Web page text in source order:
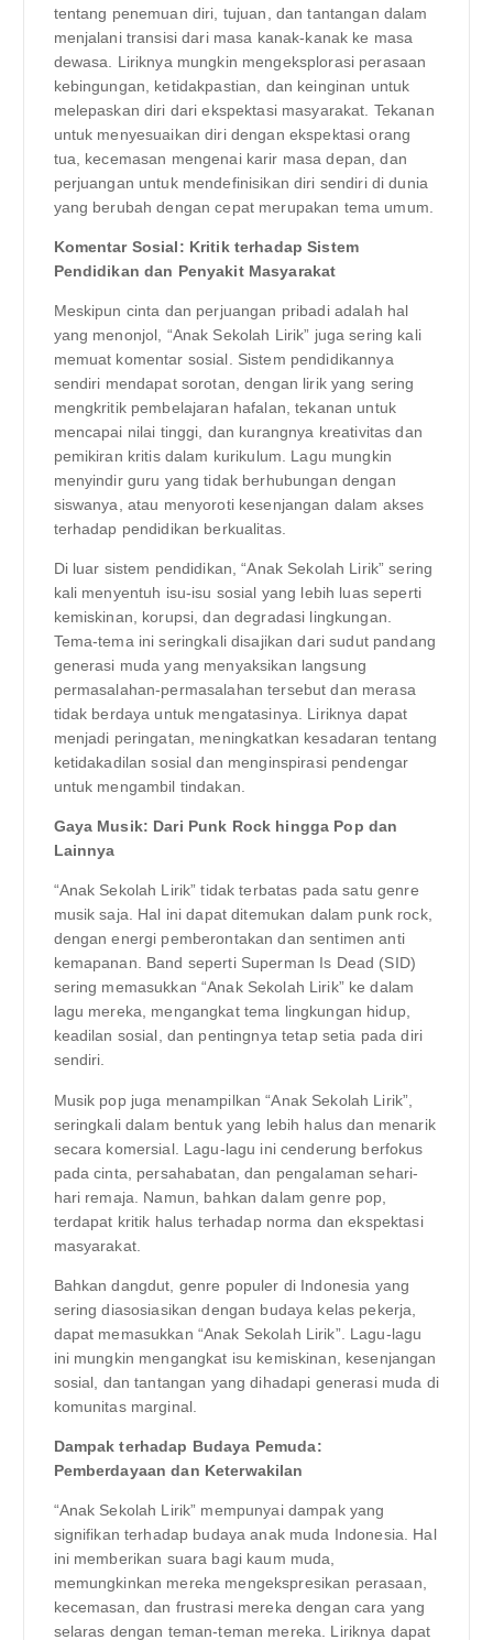
tentang penemuan diri, tujuan, dan tantangan dalam
menjalani transisi dari masa kanak-kanak ke masa
dewasa. Liriknya mungkin mengeksplorasi perasaan
kebingungan, ketidakpastian, dan keinginan untuk
melepaskan diri dari ekspektasi masyarakat. Tekanan
untuk menyesuaikan diri dengan ekspektasi orang
tua, kecemasan mengenai karir masa depan, dan
perjuangan untuk mendefinisikan diri sendiri di dunia
yang berubah dengan cepat merupakan tema umum.
Komentar Sosial: Kritik terhadap Sistem
Pendidikan dan Penyakit Masyarakat
Meskipun cinta dan perjuangan pribadi adalah hal
yang menonjol, “Anak Sekolah Lirik” juga sering kali
memuat komentar sosial. Sistem pendidikannya
sendiri mendapat sorotan, dengan lirik yang sering
mengkritik pembelajaran hafalan, tekanan untuk
mencapai nilai tinggi, dan kurangnya kreativitas dan
pemikiran kritis dalam kurikulum. Lagu mungkin
menyindir guru yang tidak berhubungan dengan
siswanya, atau menyoroti kesenjangan dalam akses
terhadap pendidikan berkualitas.
Di luar sistem pendidikan, “Anak Sekolah Lirik” sering
kali menyentuh isu-isu sosial yang lebih luas seperti
kemiskinan, korupsi, dan degradasi lingkungan.
Tema-tema ini seringkali disajikan dari sudut pandang
generasi muda yang menyaksikan langsung
permasalahan-permasalahan tersebut dan merasa
tidak berdaya untuk mengatasinya. Liriknya dapat
menjadi peringatan, meningkatkan kesadaran tentang
ketidakadilan sosial dan menginspirasi pendengar
untuk mengambil tindakan.
Gaya Musik: Dari Punk Rock hingga Pop dan
Lainnya
“Anak Sekolah Lirik” tidak terbatas pada satu genre
musik saja. Hal ini dapat ditemukan dalam punk rock,
dengan energi pemberontakan dan sentimen anti
kemapanan. Band seperti Superman Is Dead (SID)
sering memasukkan “Anak Sekolah Lirik” ke dalam
lagu mereka, mengangkat tema lingkungan hidup,
keadilan sosial, dan pentingnya tetap setia pada diri
sendiri.
Musik pop juga menampilkan “Anak Sekolah Lirik”,
seringkali dalam bentuk yang lebih halus dan menarik
secara komersial. Lagu-lagu ini cenderung berfokus
pada cinta, persahabatan, dan pengalaman sehari-
hari remaja. Namun, bahkan dalam genre pop,
terdapat kritik halus terhadap norma dan ekspektasi
masyarakat.
Bahkan dangdut, genre populer di Indonesia yang
sering diasosiasikan dengan budaya kelas pekerja,
dapat memasukkan “Anak Sekolah Lirik”. Lagu-lagu
ini mungkin mengangkat isu kemiskinan, kesenjangan
sosial, dan tantangan yang dihadapi generasi muda di
komunitas marginal.
Dampak terhadap Budaya Pemuda:
Pemberdayaan dan Keterwakilan
“Anak Sekolah Lirik” mempunyai dampak yang
signifikan terhadap budaya anak muda Indonesia. Hal
ini memberikan suara bagi kaum muda,
memungkinkan mereka mengekspresikan perasaan,
kecemasan, dan frustrasi mereka dengan cara yang
selaras dengan teman-teman mereka. Liriknya dapat